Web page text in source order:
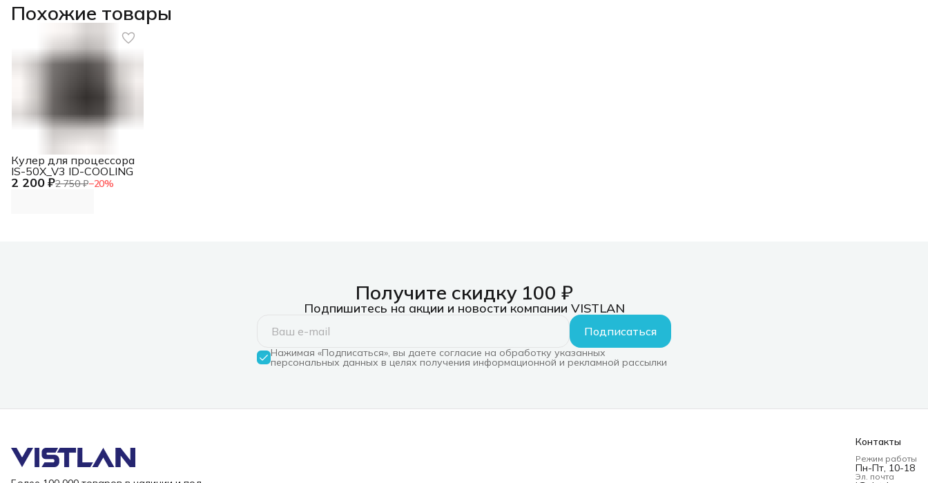
Похожие товары
2 200 ₽2 750 ₽−20%
Кулер для процессора
IS-50X_V3 ID-COOLING
Получите скидку 100 ₽
Подпишитесь на акции и новости компании VISTLAN
Подписаться
Нажимая «Подписаться», вы даете согласие на обработку указанных
персональных данных в целях получения информационной и рекламной рассылки
Контакты
Режим работы
Пн-Пт, 10-18
Эл. почта